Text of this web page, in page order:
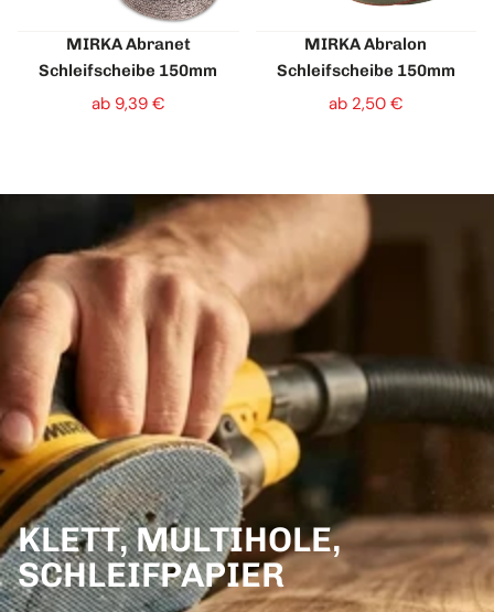
MIRKA Abranet
Schleifscheibe 150mm
ab 9,39 €
MIRKA Abralon
Schleifscheibe 150mm
ab 2,50 €
KLETT, MULTIHOLE,
SCHLEIFPAPIER